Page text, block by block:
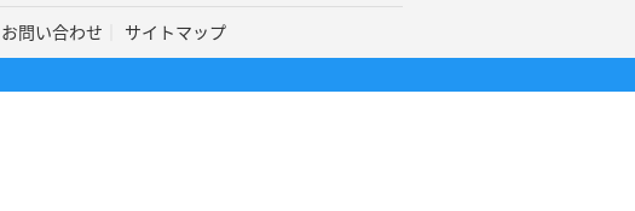
お問い合わせ サイトマップ